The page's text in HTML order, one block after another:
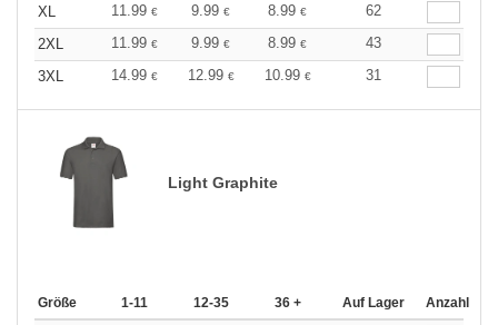
XL
11.99 € 9.99 € 8.99 €
62
2XL
11.99 € 9.99 € 8.99 €
43
3XL
14.99 € 12.99 € 10.99 € 31
Light Graphite
Größe 1-11 12-35 36 + Auf Lager Anzahl